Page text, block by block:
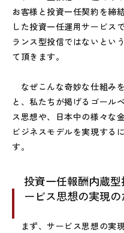
お客様と投資一任契約を締
した投資一任運用サービス
ランス型投信ではないとい
て頂きます。
なぜこんな奇妙な仕組み
と、私たちが掲げるゴール
ス思想や、日本中の様々な
ビジネスモデルを実現する
す。
投資一任報酬内蔵
ービス思想の実現の
まず、サービス思想の実